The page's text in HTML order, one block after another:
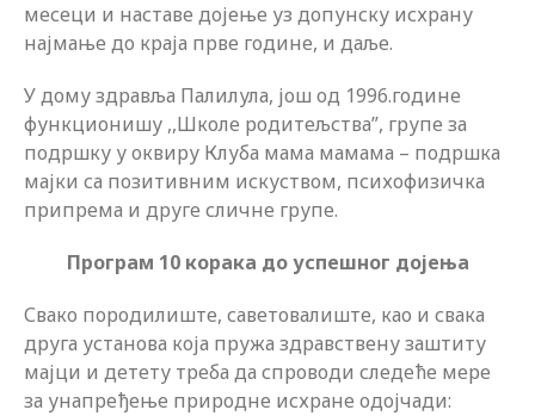
месеци и наставе дојење уз допунску исхрану
најмање до краја прве године, и даље.
У дому здравља Палилула, још од 1996.године
функционишу ,,Школе родитељства”, групе за
подршку у оквиру Клуба мама мамама – подршка
мајки са позитивним искуством, психофизичка
припрема и друге сличне групе.
Програм 10 корака до успешног дојења
Свако породилиште, саветовалиште, као и свака
друга установа која пружа здравствену заштиту
мајци и детету треба да спроводи следеће мере
за унапређење природне исхране одојчади: